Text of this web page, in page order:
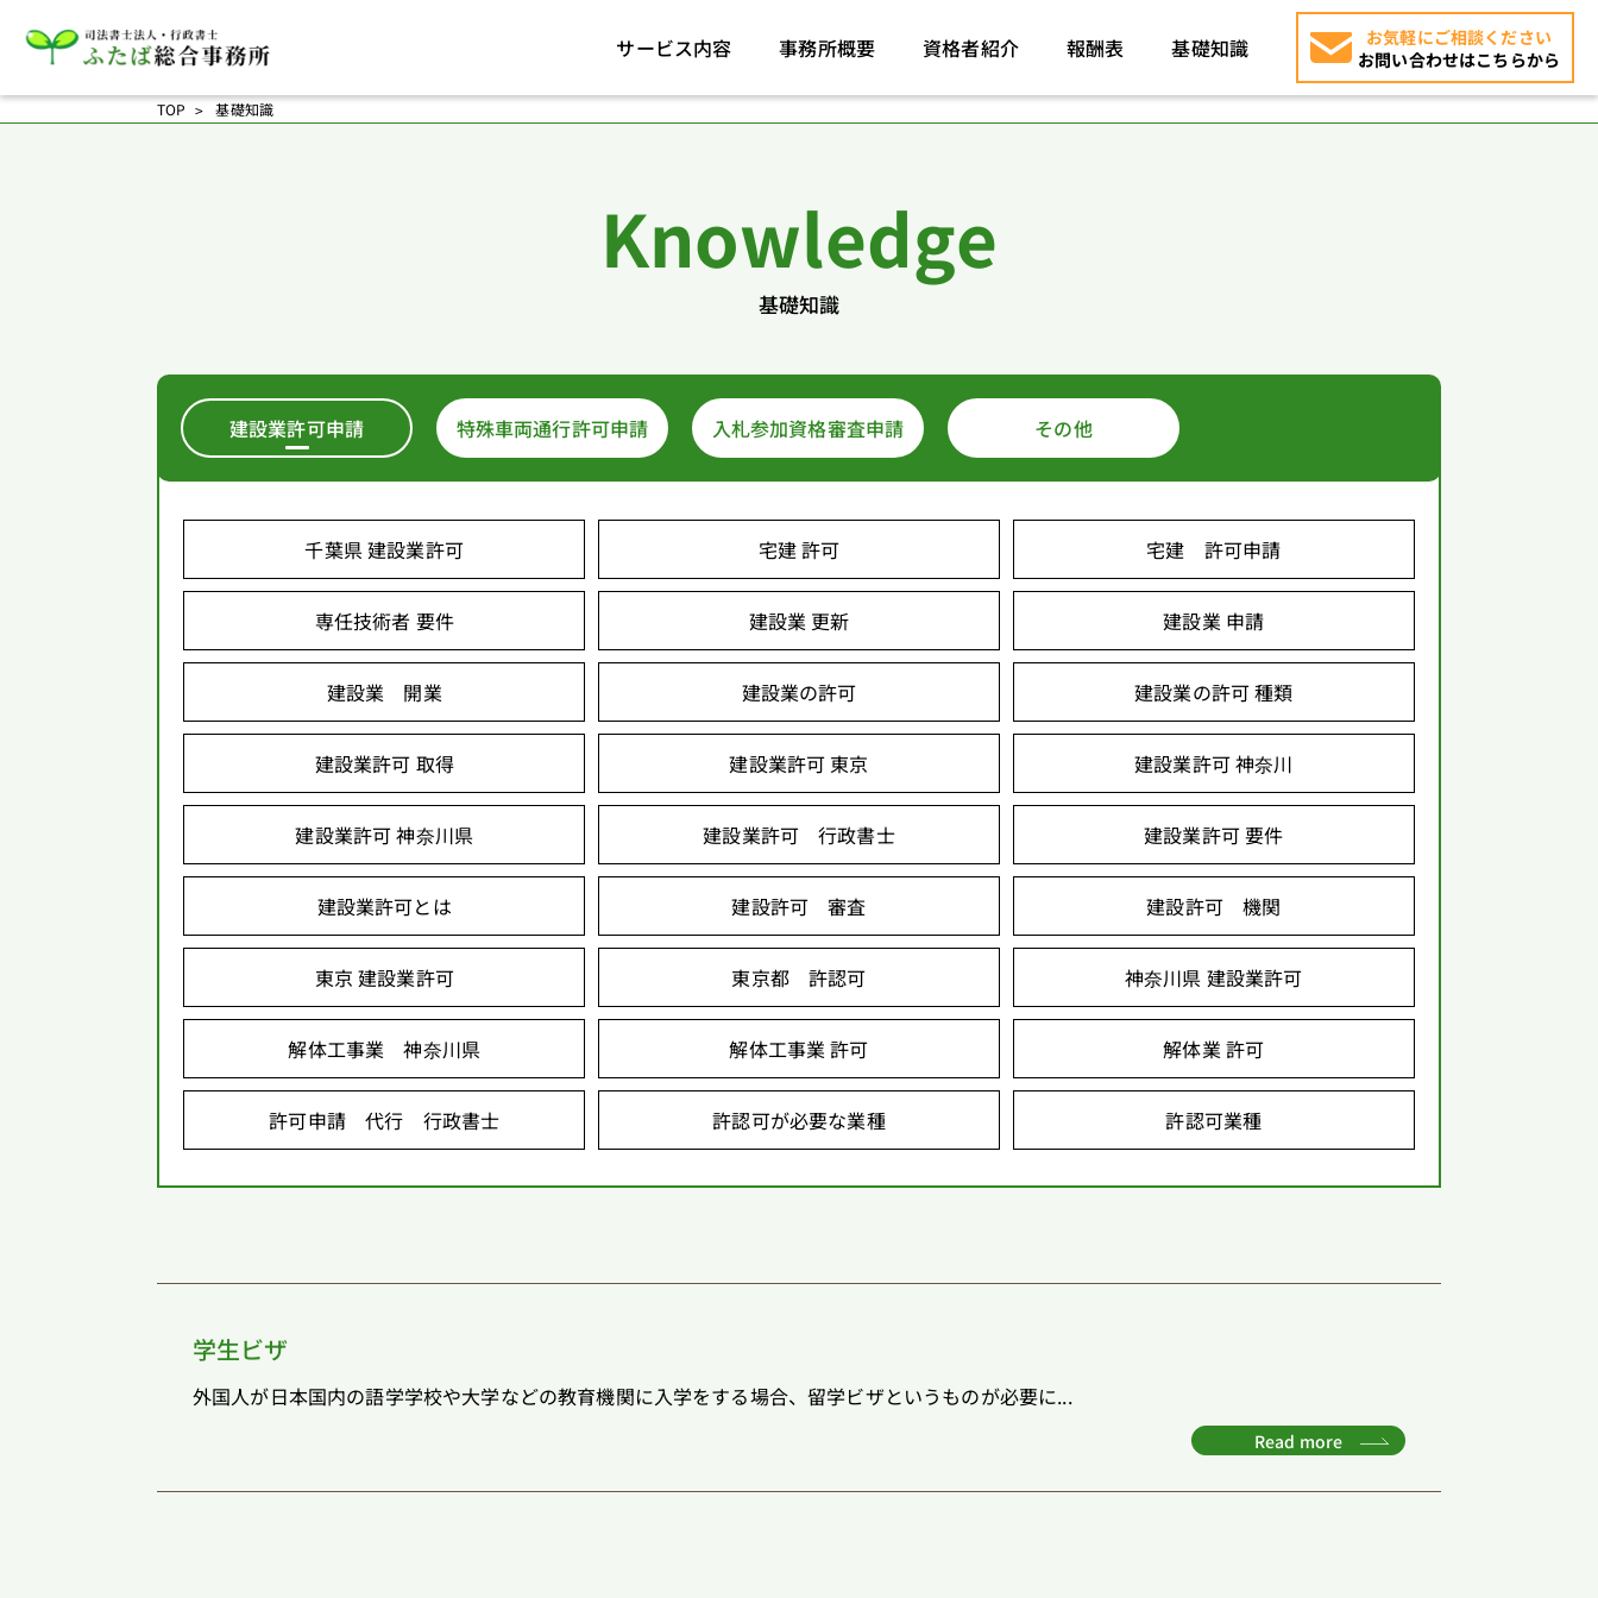
サービス内容 事務所概要 資格者紹介 報酬表 基礎知識
お気軽にご相談ください
お問い合わせはこちらから
TOP 基礎知識
Knowledge
基礎知識
建設業許可申請 特殊車両通行許可申請 入札参加資格審査申請 その他
千葉県 建設業許可 宅建 許可 宅建 許可申請
専任技術者 要件 建設業 更新 建設業 申請
建設業 開業 建設業の許可 建設業の許可 種類
建設業許可 取得 建設業許可 東京 建設業許可 神奈川
建設業許可 神奈川県 建設業許可 行政書士 建設業許可 要件
建設業許可とは 建設許可 審査 建設許可 機関
東京 建設業許可 東京都 許認可 神奈川県 建設業許可
解体工事業 神奈川県 解体工事業 許可 解体業 許可
許可申請 代行 行政書士 許認可が必要な業種 許認可業種
学生ビザ
外国人が日本国内の語学学校や大学などの教育機関に入学をする場合、留学ビザというものが必要に...
Read more